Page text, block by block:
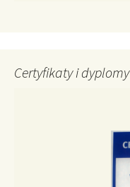
Certyfikaty i dyplomy